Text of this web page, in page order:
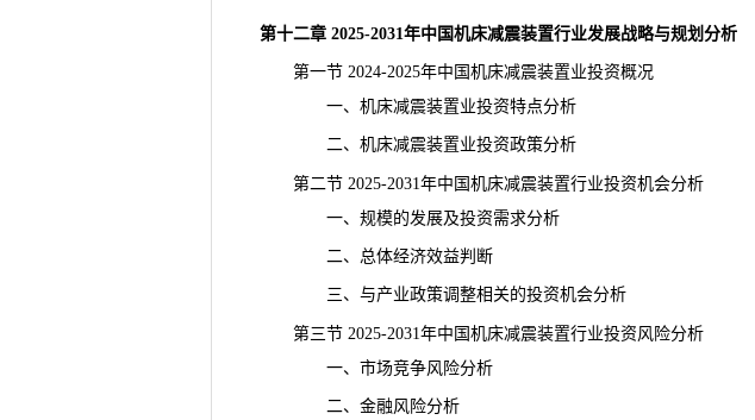
第十二章 2025-2031年中国机床减震装置行业发展战略与规划分析
第一节 2024-2025年中国机床减震装置业投资概况
一、机床减震装置业投资特点分析
二、机床减震装置业投资政策分析
第二节 2025-2031年中国机床减震装置行业投资机会分析
一、规模的发展及投资需求分析
二、总体经济效益判断
三、与产业政策调整相关的投资机会分析
第三节 2025-2031年中国机床减震装置行业投资风险分析
一、市场竞争风险分析
二、金融风险分析